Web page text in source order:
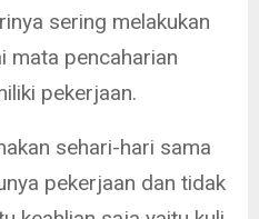
sering melakukan
mata pencaharian
pekerjaan.
sehari-hari sama
pekerjaan dan tidak